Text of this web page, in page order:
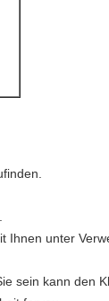
Ihnen unter
sein kann den